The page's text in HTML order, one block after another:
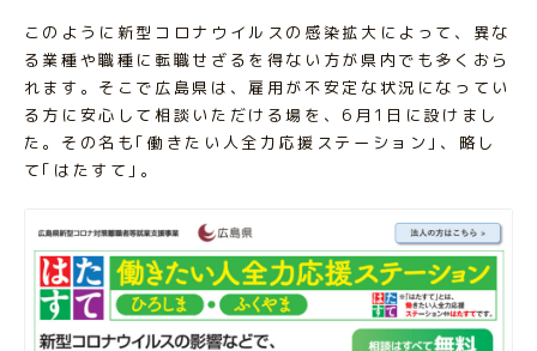
このように新型コロナウイルスの感染拡大によって、異な
る業種や職種に転職せざるを得ない方が県内でも多くおら
れます。そこで広島県は、雇用が不安定な状況になってい
る方に安心して相談いただける場を、6月1日に設けまし
た。その名も｢働きたい人全力応援ステーション｣、略し
て｢はたすて｣。